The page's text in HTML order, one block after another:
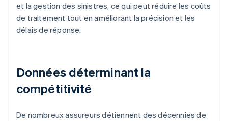
et la gestion des sinistres, ce qui peut réduire les coûts
de traitement tout en améliorant la précision et les
délais de réponse.
Données déterminant la
compétitivité
De nombreux assureurs détiennent des décennies de